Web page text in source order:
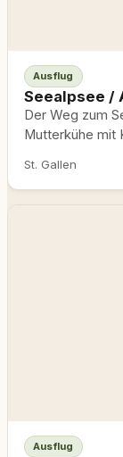
Ausflug
Seealpsee /
Der Weg zum
Mutterkühe mit
St. Gallen
Ausflug